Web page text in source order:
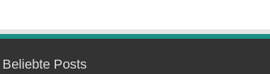
Beliebte Posts